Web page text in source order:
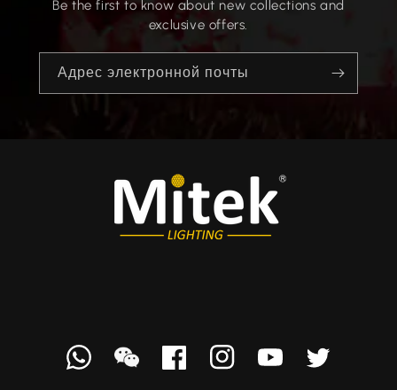
Be the first to know about new collections and
exclusive offers.
Адрес электронной почты
Whatsappwe
FacebookInstagramYouTubeТвиттер